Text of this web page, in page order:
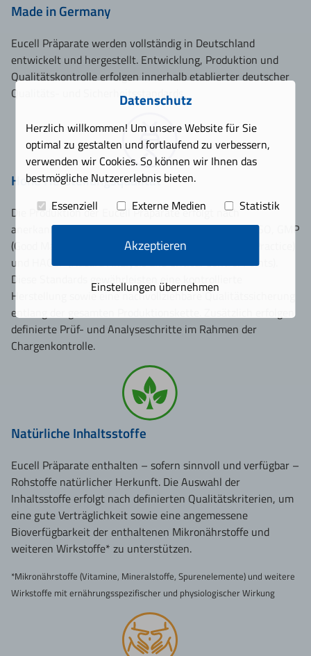
Made in Germany
Eucell Präparate werden vollständig in Deutschland
entwickelt und hergestellt. Entwicklung, Produktion und
Qualitätskontrolle erfolgen innerhalb etablierter deutscher
Qualitäts- und Sicherheitsstandards.
Hohe Herstellungsqualität
Die Produktion der Eucell Präparate erfolgt nach
anerkannten Qualitäts- und Hygienestandards wie ISO, GMP
(Good Manufacturing Practice), GHP (Good Hygiene Practice)
und HACCP (Hazard Analysis and Critical Control Points).
Diese Standards gewährleisten eine kontrollierte
Herstellung sowie eine nachvollziehbare Qualitätssicherung
entlang der gesamten Produktionskette. Zusätzlich erfolgen
definierte Prüf- und Analyseschritte im Rahmen der
Chargenkontrolle.
Natürliche Inhaltsstoffe
Eucell Präparate enthalten – sofern sinnvoll und verfügbar –
Rohstoffe natürlicher Herkunft. Die Auswahl der
Inhaltsstoffe erfolgt nach definierten Qualitätskriterien, um
eine gute Verträglichkeit sowie eine angemessene
Bioverfügbarkeit der enthaltenen Mikronährstoffe und
weiteren Wirkstoffe* zu unterstützen.
*Mikronährstoffe (Vitamine, Mineralstoffe, Spurenelemente) und weitere
Wirkstoffe mit ernährungsspezifischer und physiologischer Wirkung
Datenschutz
Herzlich willkommen! Um unsere Website für Sie
optimal zu gestalten und fortlaufend zu verbessern,
verwenden wir Cookies. So können wir Ihnen das
bestmögliche Nutzererlebnis bieten.
Essenziell
Externe Medien Statistik
Akzeptieren
Einstellungen übernehmen